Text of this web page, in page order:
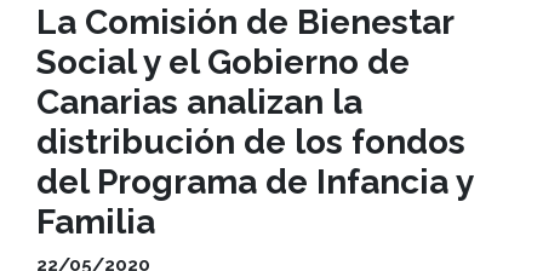
La Comisión de Bienestar
Social y el Gobierno de
Canarias analizan la
distribución de los fondos
del Programa de Infancia y
Familia
22/05/2020